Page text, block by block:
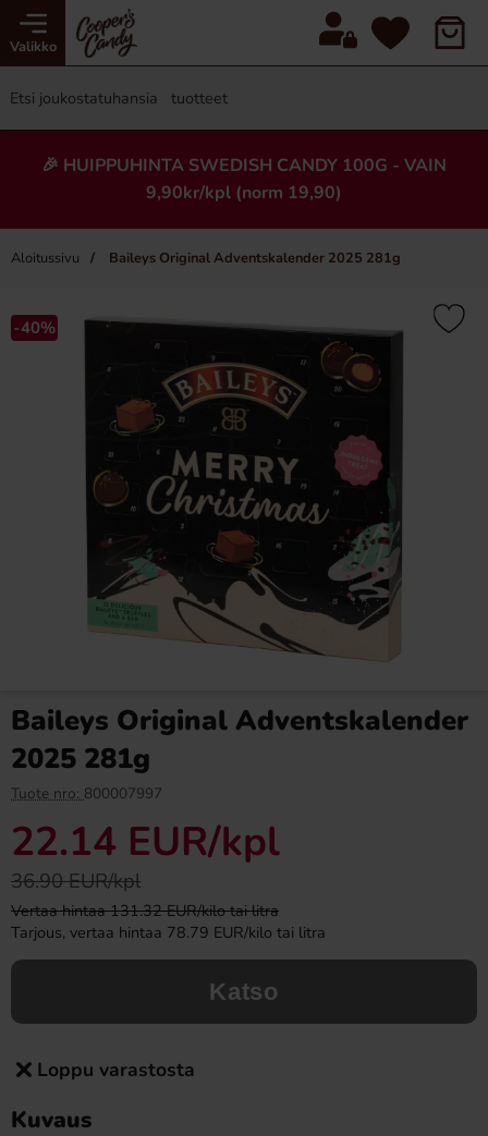
Valikko
🎉 HUIPPUHINTA SWEDISH CANDY 100G - VAIN
9,90kr/kpl (norm 19,90)
Aloitussivu Baileys Original Adventskalender 2025 281g
×
Eclairs sekoitetut värit
Osta
Uusi!
Ronny & Ragge Buttcracker
-40%
Baileys Original Adventskalender
2025 281g
Tuote nro: 800007997
22.14 EUR/kpl
36.90 EUR/kpl
Vertaa hintaa 131.32 EUR/kilo tai litra
Tarjous, vertaa hintaa 78.79 EUR/kilo tai litra
Katso
Loppu varastosta
Kuvaus